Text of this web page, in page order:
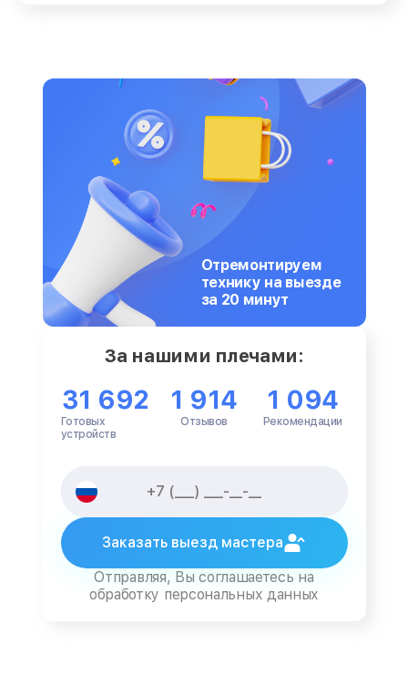
Отремонтируем
технику на выезде
за 20 минут
За нашими плечами:
31 692
Готовых
устройств
1 914
Отзывов
1 094
Рекомендации
Заказать выезд мастера
Отправляя, Вы соглашаетесь на
обработку персональных данных